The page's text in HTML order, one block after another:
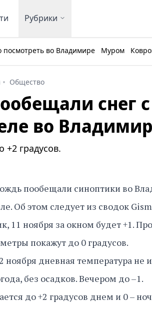
Рубрики
посмотреть во Владимире Муром
Общество
снег
во
градусов.
пообещали синоптики во
Об этом следует из сводок
11 ноября за окном будет +1.
покажут до 0 градусов.
ноября дневная температура не
без осадков. Вечером до –1.
до +2 градусов днем и 0 –